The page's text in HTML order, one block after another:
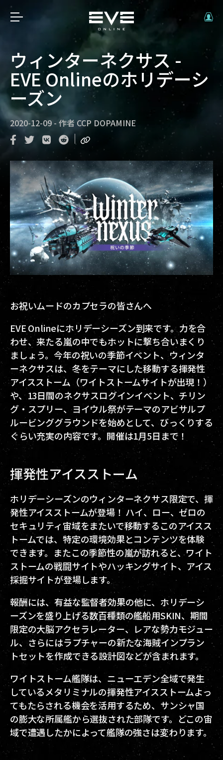
ウィンターネクサス -
EVE Onlineのホリデーシ
ーズン
2020-12-09 - 作者 CCP DOPAMINE
お祝いムードのカプセラの皆さんへ
EVE Onlineにホリデーシーズン到来です。力を合
わせ、来たる嵐の中でもホットに撃ち合いまくり
ましょう。今年の祝いの季節イベント、ウィンタ
ーネクサスは、冬をテーマにした移動する揮発性
アイスストーム（ワイトストームサイトが出現！）
や、13日間のネクサスログインイベント、チリン
グ・スプリー、ヨイウル祭がテーマのアビサルプ
ルービンググラウンドを始めとして、びっくりする
ぐらい充実の内容です。開催は1月5日まで！
揮発性アイスストーム
ホリデーシーズンのウィンターネクサス限定で、揮
発性アイスストームが登場！ ハイ、ロー、ゼロの
セキュリティ宙域をまたいで移動するこのアイスス
トームでは、特定の環境効果とコンテンツを体験
できます。またこの季節性の嵐が訪れると、ワイト
ストームの戦闘サイトやハッキングサイト、アイス
採掘サイトが登場します。
報酬には、有益な監督者効果の他に、ホリデーシ
ーズンを盛り上げる数百種類の艦船用SKIN、期間
限定の大脳アクセラレーター、レアな勢力モジュー
ル、さらにはラプチャーの新たな海賊インプラン
トセットを作成できる設計図などが含まれます。
ワイトストーム艦隊は、ニューエデン全域で発生
しているメタリミナルの揮発性アイスストームよっ
てもたらされる機会を活用するため、サンシャ国
の膨大な所属艦から選抜された部隊です。どこの宙
域で遭遇したかによって艦隊の強さは変わります。